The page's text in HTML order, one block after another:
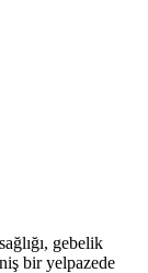
gebelik
bir yelpazede